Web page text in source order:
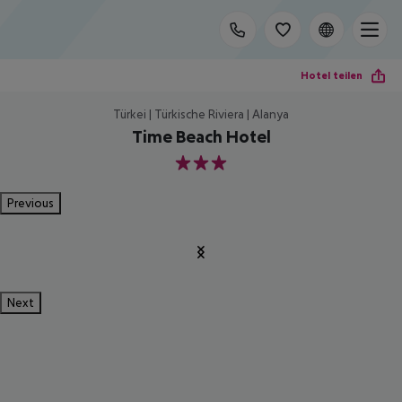
Hotel teilen
Türkei | Türkische Riviera | Alanya
Time Beach Hotel
3
Previous
Next